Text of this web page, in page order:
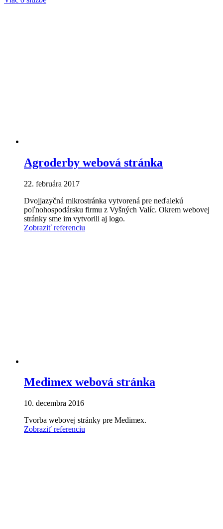
Agroderby webová stránka
22. februára 2017
Dvojjazyčná mikrostránka vytvorená pre neďalekú
poľnohospodársku firmu z Vyšných Valíc. Okrem webovej
stránky sme im vytvorili aj logo.
Zobraziť referenciu
Medimex webová stránka
10. decembra 2016
Tvorba webovej stránky pre Medimex.
Zobraziť referenciu